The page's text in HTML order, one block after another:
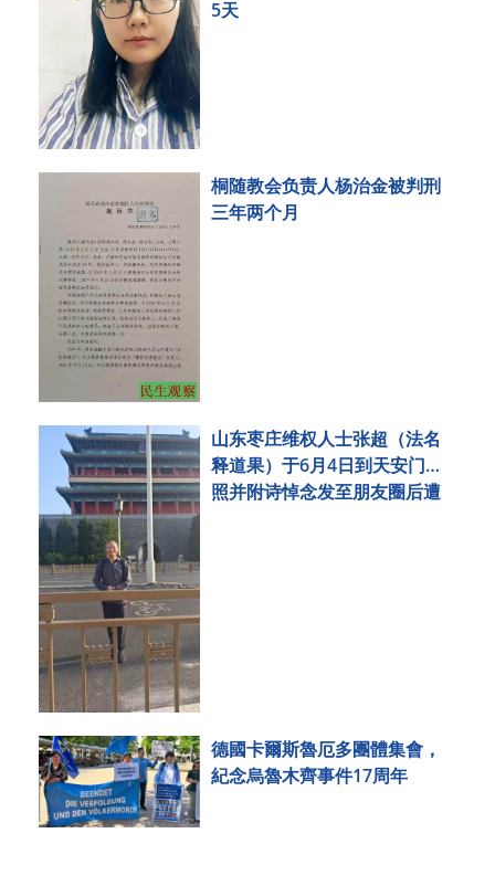
5天
桐随教会负责人杨治金被判刑
三年两个月
山东枣庄维权人士张超（法名
释道果）于6月4日到天安门拍
照并附诗悼念发至朋友圈后遭
德國卡爾斯魯厄多團體集會，
紀念烏魯木齊事件17周年